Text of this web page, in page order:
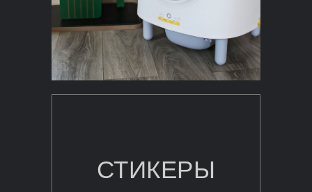
СТИКЕРЫ